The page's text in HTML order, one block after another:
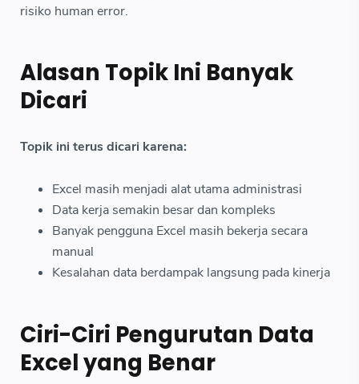
risiko human error.
Alasan Topik Ini Banyak
Dicari
Topik ini terus dicari karena:
Excel masih menjadi alat utama administrasi
Data kerja semakin besar dan kompleks
Banyak pengguna Excel masih bekerja secara
manual
Kesalahan data berdampak langsung pada kinerja
Ciri-Ciri Pengurutan Data
Excel yang Benar